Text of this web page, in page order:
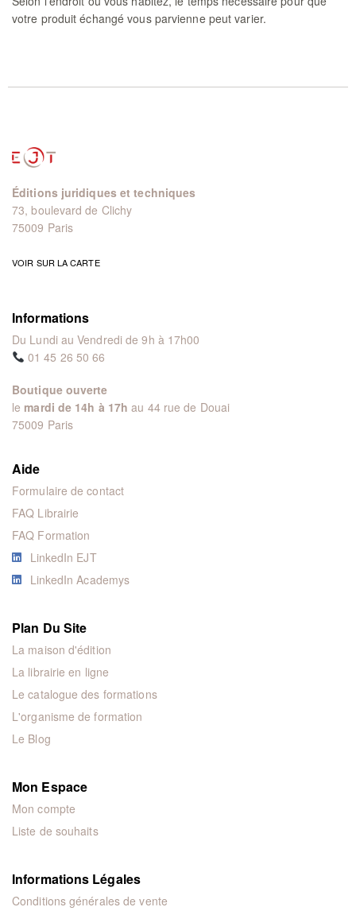
votre produit échangé vous parvienne peut varier.
Éditions juridiques et techniques
73, boulevard de Clichy
75009 Paris
VOIR SUR LA CARTE
Informations
Du Lundi au Vendredi de 9h à 17h00
01 45 26 50 66
Boutique ouverte
le mardi de 14h à 17h au 44 rue de Douai
75009 Paris
Aide
Formulaire de contact
FAQ Librairie
FAQ Formation
LinkedIn EJT
LinkedIn Academys
Plan Du Site
La maison d'édition
La librairie en ligne
Le catalogue des formations
L'organisme de formation
Le Blog
Mon Espace
Mon compte
Liste de souhaits
Informations Légales
Conditions générales de vente